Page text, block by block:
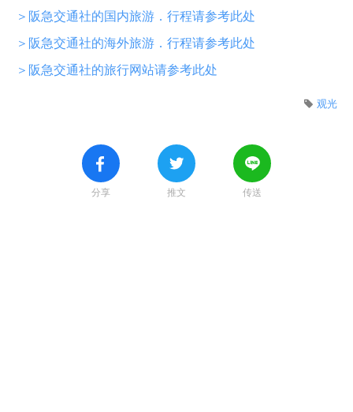
＞阪急交通社的国内旅游．行程请参考此处
＞阪急交通社的海外旅游．行程请参考此处
＞阪急交通社的旅行网站请参考此处
观光
分享 推文 传送